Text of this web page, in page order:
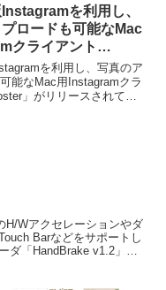
を利用し、
ロードも可能なMac
クライアント
リリース。
を利用し、写真のア
能なMac用Instagramクラ
」がリリースされてい
H/Wアクセレーションやダ
Barなどをサポートし
ダ「HandBrake v1.2」が